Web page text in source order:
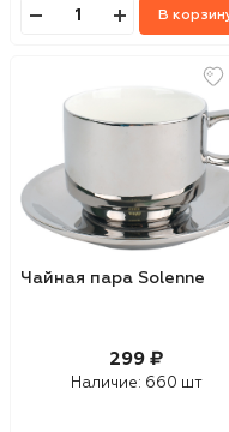
В
Чайная пара Solenne
299 ₽
Наличие: 660 шт